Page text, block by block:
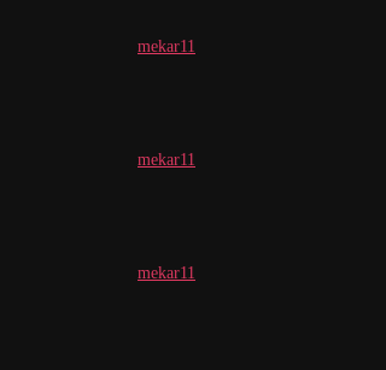
mekar11
mekar11
mekar11